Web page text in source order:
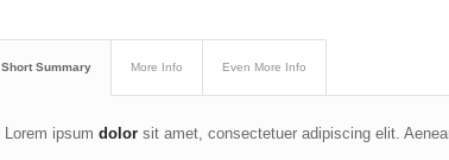
Short Summary More Info Even More Info
Lorem ipsum dolorsit amet, consectetuer adipiscing elit.